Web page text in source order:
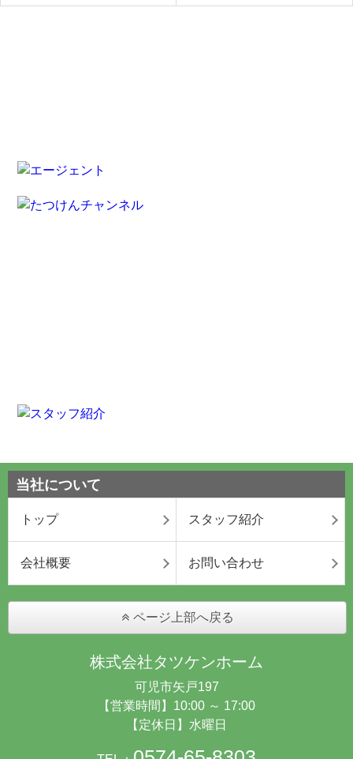
当社について
トップ スタッフ紹介
会社概要 お問い合わせ
ページ上部へ戻る
株式会社タツケンホーム
可児市矢戸197
【営業時間】10:00 ～ 17:00
【定休日】水曜日